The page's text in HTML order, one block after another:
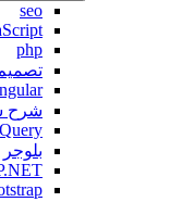
seo
php
تصميم
شرح
بلوجر